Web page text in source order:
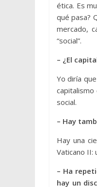
ética. Es
qué pasa?
mercado,
“social”.
– ¿El
Yo diría
capitalismo
social.
– Hay
Hay una
Vaticano II:
– Ha
hay un